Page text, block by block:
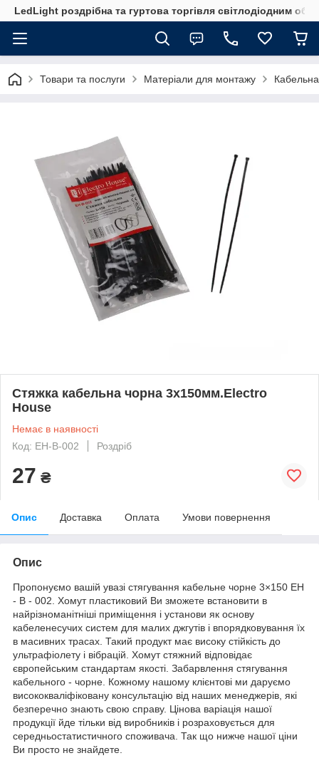
LedLight роздрiбна та гуртова торгiвля свiтлодiодним
Товари та послуги Матеріали для монтажу
Стяжка кабельна чорна 3x150мм.Electro
House
Немає в наявності
Код: EH-B-002
Роздріб
27 ₴
Опис Доставка Оплата Умови повернення
Опис
Пропонуємо вашій увазі стягування кабельне чорне 3×150 EH
- B - 002. Хомут пластиковий Ви зможете встановити в
найрізноманітніші приміщення і установи як основу
кабеленесучих систем для малих джгутів і впорядковування їх
в масивних трасах. Такий продукт має високу стійкість до
ультрафіолету і вібрацій. Хомут стяжний відповідає
європейським стандартам якості. Забарвлення стягування
кабельного - чорне. Кожному нашому клієнтові ми даруємо
висококваліфіковану консультацію від наших менеджерів, які
безперечно знають свою справу. Цінова варіація нашої
продукції йде тільки від виробників і розраховується для
середньостатистичного споживача. Так що нижче нашої ціни
Ви просто не знайдете.